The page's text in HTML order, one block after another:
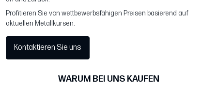
Profitieren Sie von wettbewerbsfähigen Preisen basierend auf
aktuellen Metallkursen.
Kontaktieren Sie uns
WARUM BEI UNS KAUFEN